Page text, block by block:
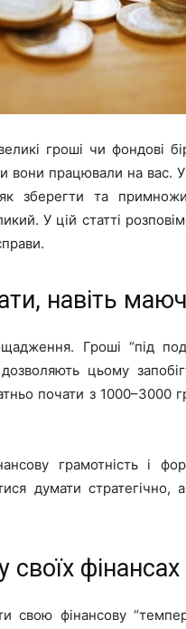
гроші чи фондові
вони працювали на вас. У
зберегти та
У цій статті
навіть
Гроші “під
цьому
почати з 1000–3000
грамотність і
думати стратегічно,
своїх фінансах
свою фінансову